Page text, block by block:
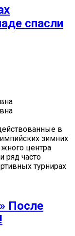
спасли
в
зимних
центра
ряд часто
турнирах
После